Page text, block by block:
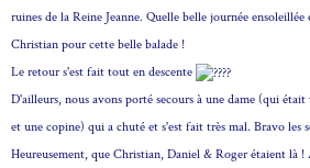
ruines de la Reine Jeanne. Quelle belle journée ensoleillée
Christian pour cette belle balade !
Le retour s'est fait tout en descente
D'ailleurs, nous avons porté secours à une dame (qui
et une copine) qui a chuté et s'est fait très mal. Bravo les
Heureusement, que Christian, Daniel & Roger étaient là